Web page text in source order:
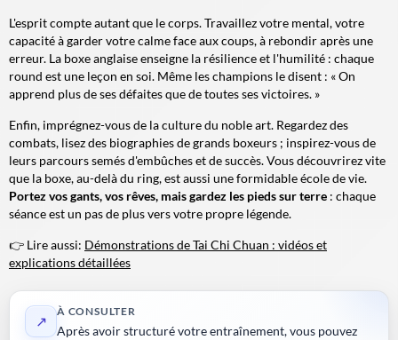
L'esprit compte autant que le corps. Travaillez votre mental, votre
capacité à garder votre calme face aux coups, à rebondir après une
erreur. La boxe anglaise enseigne la résilienceet l'humilité : chaque
round est une leçon en soi. Même les champions le disent : « On
apprend plus de ses défaites que de toutes ses victoires. »
Enfin, imprégnez-vous de la culture du noble art. Regardez des
combats, lisez des biographies de grands boxeurs ; inspirez-vous de
leurs parcours semés d'embûches et de succès. Vous découvrirez vite
que la boxe, au-delà du ring, est aussi une formidable école de vie.
Portez vos gants, vos rêves, mais gardez les pieds sur terre : chaque
séance est un pas de plus vers votre propre légende.
👉 Lire aussi: Démonstrations de Tai Chi Chuan : vidéos et
explications détaillées
↗
À CONSULTER
Après avoir structuré votre entraînement, vous pouvez